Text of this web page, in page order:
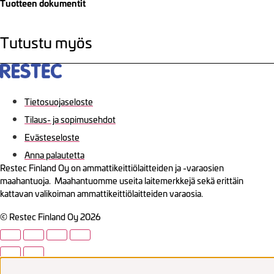
Tuotteen dokumentit
Tutustu myös
Tietosuojaseloste
Tilaus- ja sopimusehdot
Evästeseloste
Anna palautetta
Restec Finland Oy on ammattikeittiölaitteiden ja -varaosien
maahantuoja. Maahantuomme useita laitemerkkejä sekä erittäin
kattavan valikoiman ammattikeittiölaitteiden varaosia.
© Restec Finland Oy 2026